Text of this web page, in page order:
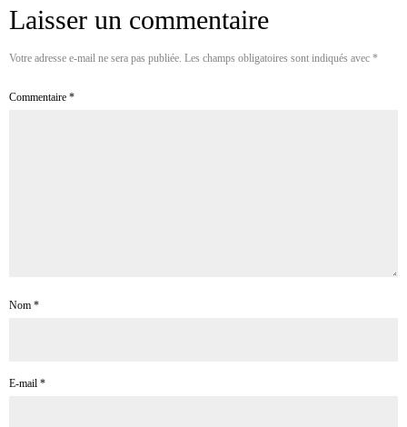
Laisser un commentaire
Votre adresse e-mail ne sera pas publiée. Les champs obligatoires sont indiqués avec *
Commentaire *
Nom *
E-mail *